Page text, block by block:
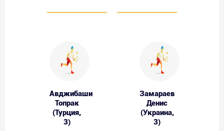
Авджибаши
Топрак
(Турция,
3)
Замараев
Денис
(Украина,
3)